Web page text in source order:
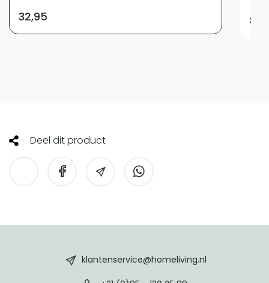
32,95
Deel dit product
klantenservice@homeliving.nl